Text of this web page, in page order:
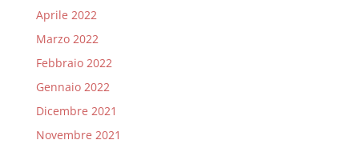
Aprile 2022
Marzo 2022
Febbraio 2022
Gennaio 2022
Dicembre 2021
Novembre 2021